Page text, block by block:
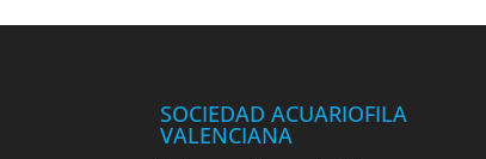
SOCIEDAD ACUARIOFILA
VALENCIANA